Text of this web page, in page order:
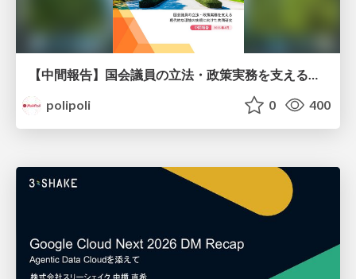
【中間報告】国会議員の立法・政策実務を支える環境を巡る現状と課題
polipoli
0 400